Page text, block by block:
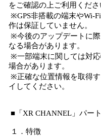
をご確認の上ご利用くださ
※GPS非搭載の端末やWi-
作は保証していません。
※今後のアップデートに
なる場合があります。
※一部端末に関しては対
場合があります。
※正確な位置情報を取得
イしてください。
■「XR CHANNEL」パー
１．特徴